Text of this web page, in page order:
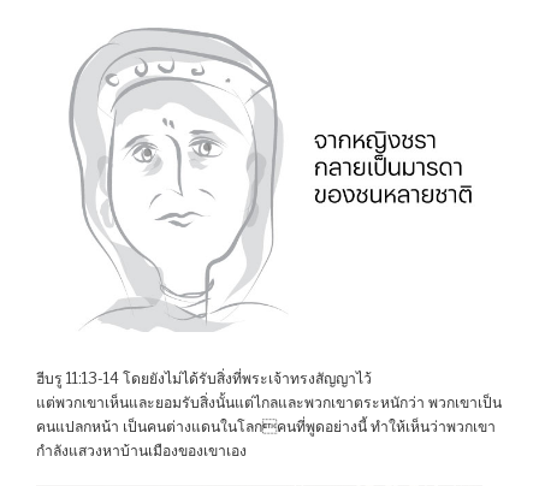
ฮีบรู 11:13-14 โดยยังไม่ได้รับสิ่งที่พระเจ้าทรงสัญญาไว้
แต่พวกเขาเห็นและยอมรับสิ่งนั้นแต่ไกลและพวกเขาตระหนักว่า พวกเขาเป็น
คนแปลกหน้า เป็นคนต่างแดนในโลกคนที่พูดอย่างนี้ ทำให้เห็นว่าพวกเขา
กำลังแสวงหาบ้านเมืองของเขาเอง